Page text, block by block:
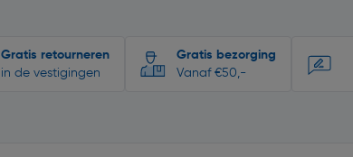
Gratis retourneren
in de vestigingen
Gratis bezorging
Vanaf €50,-